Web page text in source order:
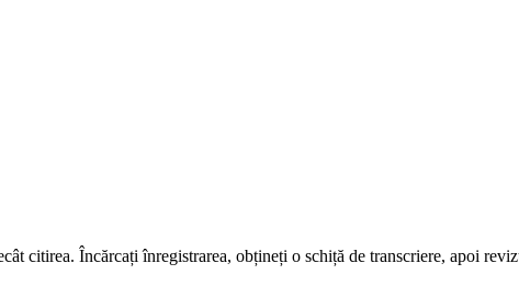
citirea. Încărcați înregistrarea, obțineți o schiță de transcriere, apoi